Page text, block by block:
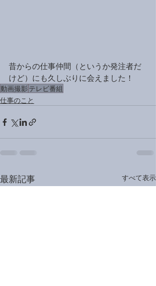
昔からの仕事仲間（というか発注者だ
けど）にも久しぶりに会えました！
動画撮影 テレビ番組
仕事のこと
最新記事 すべて表示